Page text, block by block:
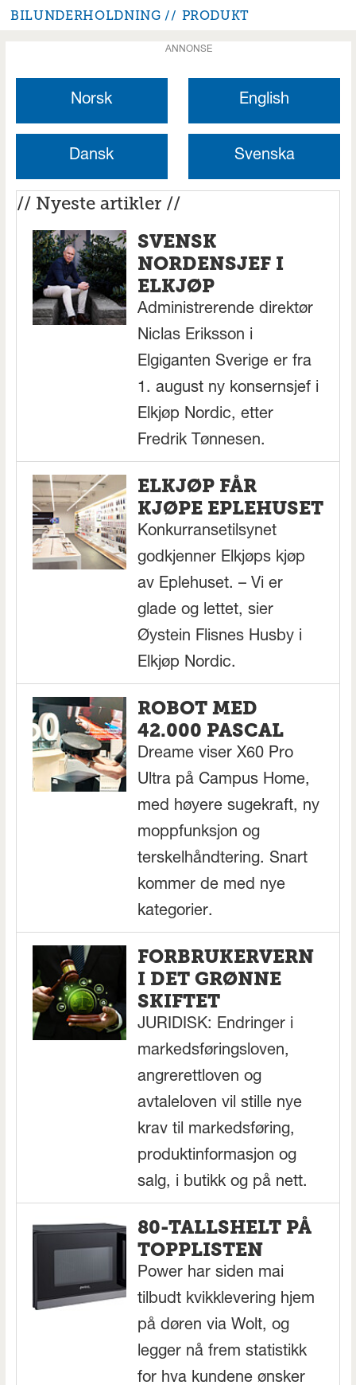
BILUNDERHOLDNING
PRODUKT
ANNONSE
Norsk English
Dansk Svenska
// Nyeste artikler //
SVENSK
NORDENSJEF I
ELKJØP
Administrerende direktør
Niclas Eriksson i
Elgiganten Sverige er fra
1. august ny konsernsjef i
Elkjøp Nordic, etter
Fredrik Tønnesen.
ELKJØP FÅR
KJØPE EPLEHUSET
Konkurransetilsynet
godkjenner Elkjøps kjøp
av Eplehuset. – Vi er
glade og lettet, sier
Øystein Flisnes Husby i
Elkjøp Nordic.
ROBOT MED
42.000 PASCAL
Dreame viser X60 Pro
Ultra på Campus Home,
med høyere sugekraft, ny
moppfunksjon og
terskelhåndtering. Snart
kommer de med nye
kategorier.
FORBRUKERVERN
I DET GRØNNE
SKIFTET
JURIDISK: Endringer i
markedsføringsloven,
angrerettloven og
avtaleloven vil stille nye
krav til markedsføring,
produktinformasjon og
salg, i butikk og på nett.
80-TALLSHELT PÅ
TOPPLISTEN
Power har siden mai
tilbudt kvikklevering hjem
på døren via Wolt, og
legger nå frem statistikk
for hva kundene ønsker